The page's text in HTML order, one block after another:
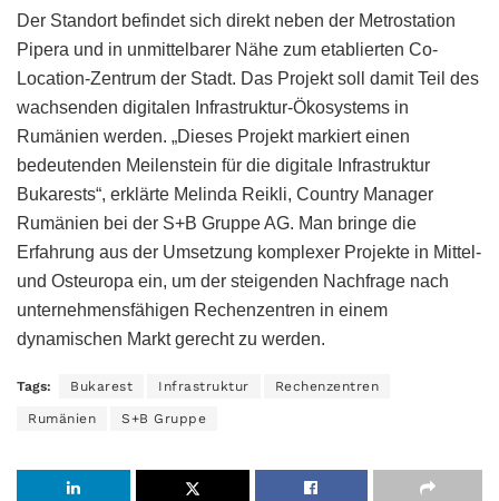
Der Standort befindet sich direkt neben der Metrostation
Pipera und in unmittelbarer Nähe zum etablierten Co-
Location-Zentrum der Stadt. Das Projekt soll damit Teil des
wachsenden digitalen Infrastruktur-Ökosystems in
Rumänien werden. „Dieses Projekt markiert einen
bedeutenden Meilenstein für die digitale Infrastruktur
Bukarests“, erklärte Melinda Reikli, Country Manager
Rumänien bei der S+B Gruppe AG. Man bringe die
Erfahrung aus der Umsetzung komplexer Projekte in Mittel-
und Osteuropa ein, um der steigenden Nachfrage nach
unternehmensfähigen Rechenzentren in einem
dynamischen Markt gerecht zu werden.
Tags: Bukarest Infrastruktur Rechenzentren
Rumänien S+B Gruppe